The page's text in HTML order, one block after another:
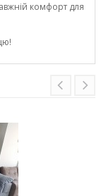
комфорт для